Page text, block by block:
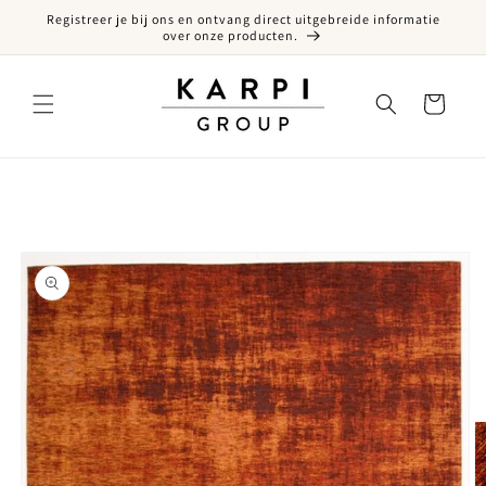
naar de content
Registreer je bij ons en ontvang direct uitgebreide informatie
over onze producten.
Winkelwagen
naar productinformatie